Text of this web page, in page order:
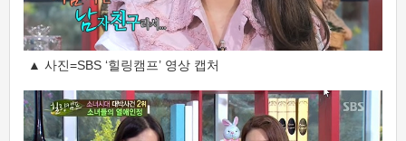
▲ 사진=SBS ‘힐링캠프’ 영상 캡처